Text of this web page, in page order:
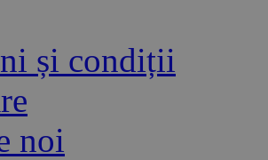
și condiții
noi